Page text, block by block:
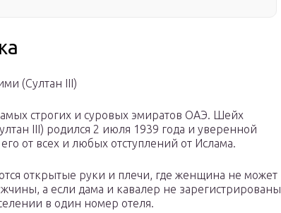
(Султан III)
строгих и суровых эмиратов ОАЭ. Шейх
III) родился 2 июля 1939 года и уверенной
от всех и любых отступлений от Ислама.
открытые руки и плечи, где женщина не может
а если дама и кавалер не зарегистрированы
в один номер отеля.